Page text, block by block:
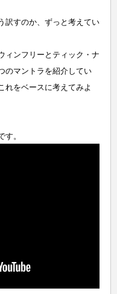
訳すのか、ずっと考えてい
ィンフリーとティック・ナ
のマントラを紹介してい
れをベースに考えてみよ
。